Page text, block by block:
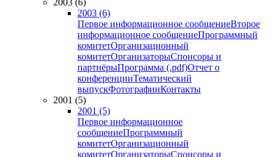
2003 (6)
2003 (6)
Первое информационное сообщениеВторое
информационное сообщениеПрограммный
комитетОрганизационный
комитетОрганизаторыСпонсоры и
партнёрыПрограмма (.pdf)Отчет о
конференцииТематический
выпускФотографииКонтакты
2001 (5)
2001 (5)
Первое информационное
сообщениеПрограммный
комитетОрганизационный
комитетОрганизаторыСпонсоры и